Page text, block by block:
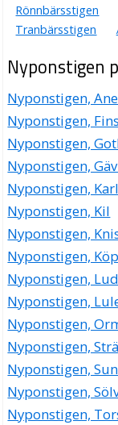
Rönnbärsstigen
Tranbärsstigen
Nyponstigen
Nyponstigen,
Nyponstigen,
Nyponstigen,
Nyponstigen,
Nyponstigen,
Nyponstigen, Kil
Nyponstigen,
Nyponstigen,
Nyponstigen,
Nyponstigen,
Nyponstigen,
Nyponstigen,
Nyponstigen,
Nyponstigen,
Nyponstigen,